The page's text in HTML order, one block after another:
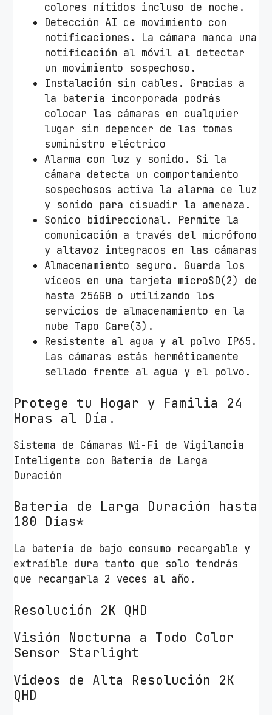
colores nítidos incluso de noche.
Detección AI de movimiento con
notificaciones. La cámara manda una
notificación al móvil al detectar
un movimiento sospechoso.
Instalación sin cables. Gracias a
la batería incorporada podrás
colocar las cámaras en cualquier
lugar sin depender de las tomas
suministro eléctrico
Alarma con luz y sonido. Si la
cámara detecta un comportamiento
sospechosos activa la alarma de luz
y sonido para disuadir la amenaza.
Sonido bidireccional. Permite la
comunicación a través del micrófono
y altavoz integrados en las cámaras
Almacenamiento seguro. Guarda los
vídeos en una tarjeta microSD(2) de
hasta 256GB o utilizando los
servicios de almacenamiento en la
nube Tapo Care(3).
Resistente al agua y al polvo IP65.
Las cámaras estás herméticamente
sellado frente al agua y el polvo.
Protege tu Hogar y Familia 24
Horas al Día.
Sistema de Cámaras Wi-Fi de Vigilancia
Inteligente con Batería de Larga
Duración
Batería de Larga Duración hasta
180 Días*
La batería de bajo consumo recargable y
extraíble dura tanto que solo tendrás
que recargarla 2 veces al año.
Resolución 2K QHD
Visión Nocturna a Todo Color
Sensor Starlight
Videos de Alta Resolución 2K
QHD